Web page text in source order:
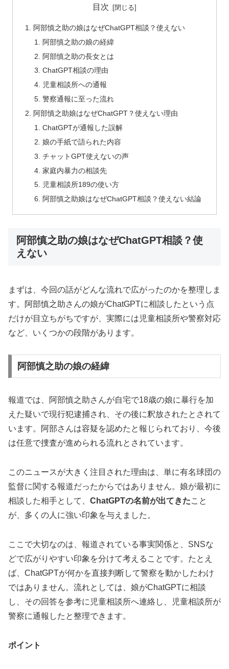
目次
阿部慎之助の娘はなぜChatGPT相談？使えない
阿部慎之助の娘の経緯
阿部慎之助の長女とは
ChatGPT相談の理由
児童相談所への通報
警察通報に至った流れ
阿部慎之助娘はなぜChatGPT？使えない理由
ChatGPTが通報した誤解
娘の手紙で語られた内容
チャットGPT使えないの声
家庭内暴力の相談先
児童相談所189の使い方
阿部慎之助娘はなぜChatGPT相談？使えない結論
阿部慎之助の娘はなぜChatGPT相談？使
えない
まずは、今回の話がどんな流れで広がったのかを整理しま
す。阿部慎之助さんの娘がChatGPTに相談したという点
だけが目立ちがちですが、実際には児童相談所や警察対応
など、いくつかの段階があります。
阿部慎之助の娘の経緯
報道では、阿部慎之助さんが自宅で18歳の娘に暴行を加
えた疑いで現行犯逮捕され、その後に釈放されたとされて
います。阿部さんは容疑を認めたと報じられており、今後
は任意で捜査が進められる流れとされています。
このニュースが大きく注目された理由は、単に有名球団の
監督に関する報道だったからではありません。娘が最初に
相談した相手として、 ChatGPTの名前が出てきたこと
が、多くの人に強い印象を与えました。
ここで大切なのは、報道されている事実関係と、SNSな
どで広がりやすい印象を分けて考えることです。たとえ
ば、ChatGPTが何かを直接判断して警察を動かしたわけ
ではありません。流れとしては、娘がChatGPTに相談
し、その回答を参考に児童相談所へ連絡し、児童相談所が
警察に通報したと整理できます。
ポイント